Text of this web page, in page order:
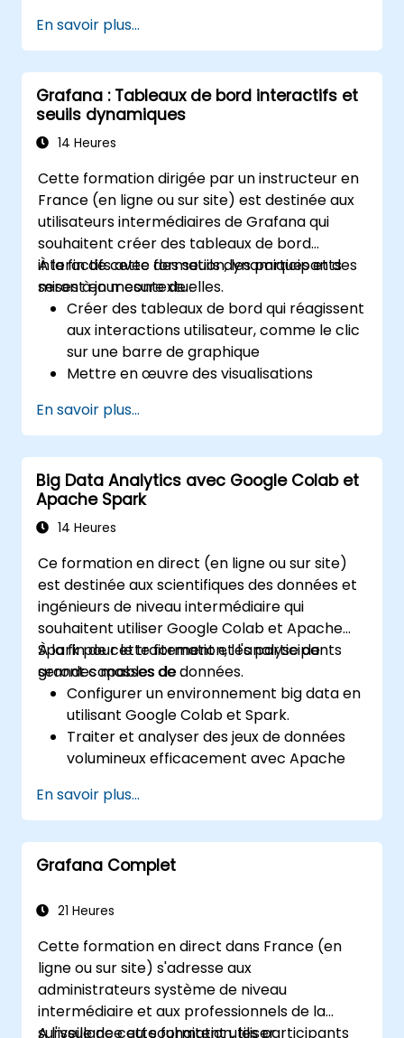
En savoir plus...
Grafana : Tableaux de bord interactifs et
seuils dynamiques
14 Heures
Cette formation dirigée par un instructeur en
France (en ligne ou sur site) est destinée aux
utilisateurs intermédiaires de Grafana qui
souhaitent créer des tableaux de bord
interactifs avec des seuils dynamiques et des
mises à jour contextuelles.
À la fin de cette formation, les participants
seront en mesure de :
Créer des tableaux de bord qui réagissent
aux interactions utilisateur, comme le clic
sur une barre de graphique
Mettre en œuvre des visualisations
(sans nouveaux onglets)
Configurer des diagrammes circulaires et
des panneaux détaillés basés sur des
filtres de sélection
Utiliser des seuils dynamiques qui
réagissent à l'entrée utilisateur et aux
En savoir plus...
Big Data Analytics avec Google Colab et
Apache Spark
14 Heures
Ce formation en direct (en ligne ou sur site)
est destinée aux scientifiques des données et
ingénieurs de niveau intermédiaire qui
souhaitent utiliser Google Colab et Apache
Spark pour le traitement et l'analyse de
grandes masses de données.
À la fin de cette formation, les participants
seront capables de :
Configurer un environnement big data en
utilisant Google Colab et Spark.
Traiter et analyser des jeux de données
volumineux efficacement avec Apache
Visualiser les grands ensembles de
données dans un environnement
collaboratif.
Intégrer Apache Spark avec des outils
En savoir plus...
Grafana Complet
21 Heures
Cette formation en direct dans France (en
ligne ou sur site) s'adresse aux
administrateurs système de niveau
intermédiaire et aux professionnels de la
surveillance qui souhaitent utiliser
A l'issue de cette formation, les participants